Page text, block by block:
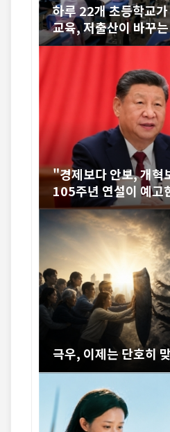
하루 22개 초등학교
교육, 저출산이 바꾸
"경제보다 안보, 개
105주년 연설이 예고
0년
극우, 이제는 단호히